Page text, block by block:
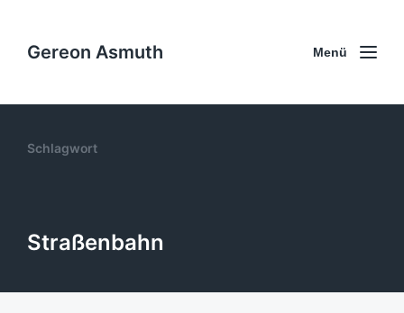
Gereon Asmuth Menü
Schlagwort
Straßenbahn